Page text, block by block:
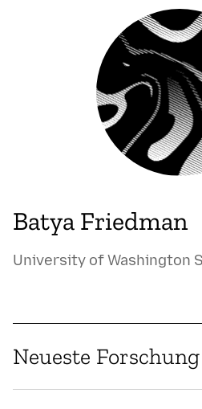
Machen Sie mit
Magazin
Batya Friedman
University of Washington
Neueste Forschung